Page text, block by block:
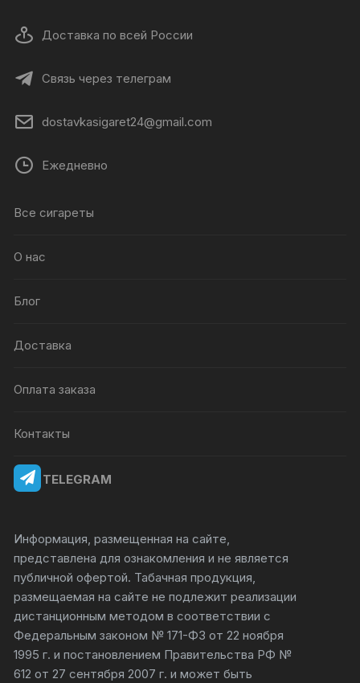
Доставка по всей России
Связь через телеграм
dostavkasigaret24@gmail.com
Ежедневно
Все сигареты
О нас
Блог
Доставка
Оплата заказа
Контакты
TELEGRAM
Информация, размещенная на сайте,
представлена для ознакомления и не является
публичной офертой. Табачная продукция,
размещаемая на сайте не подлежит реализации
дистанционным методом в соответствии с
Федеральным законом № 171-ФЗ от 22 ноября
1995 г. и постановлением Правительства РФ №
612 от 27 сентября 2007 г. и может быть